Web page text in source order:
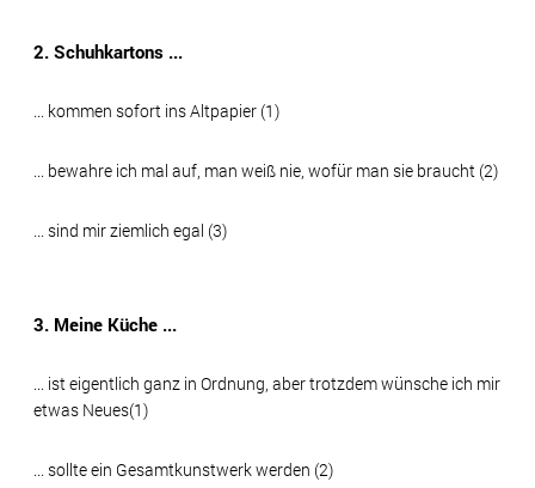
2. Schuhkartons ...
... kommen sofort ins Altpapier (1)
... bewahre ich mal auf, man weiß nie, wofür man sie braucht (2)
... sind mir ziemlich egal (3)
3. Meine Küche ...
... ist eigentlich ganz in Ordnung, aber trotzdem wünsche ich mir
etwas Neues(1)
... sollte ein Gesamtkunstwerk werden (2)